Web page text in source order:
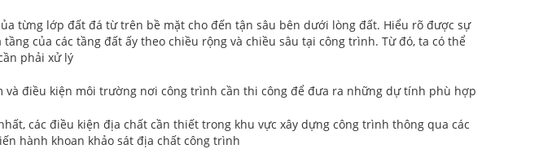
từng lớp đất đá từ trên bề mặt cho đến tận sâu bên dưới lòng đất. Hiểu rõ được sự
của các tầng đất ấy theo chiều rộng và chiều sâu tại công trình. Từ đó, ta có thể
phải xử lý
và điều kiện môi trường nơi công trình cần thi công để đưa ra những dự tính phù hợp
các điều kiện địa chất cần thiết trong khu vực xây dựng công trình thông qua các
hành khoan khảo sát địa chất công trình